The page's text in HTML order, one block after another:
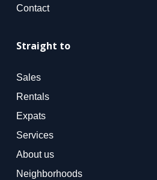
Contact
Straight to
Sales
Rentals
Expats
Services
About us
Neighborhoods